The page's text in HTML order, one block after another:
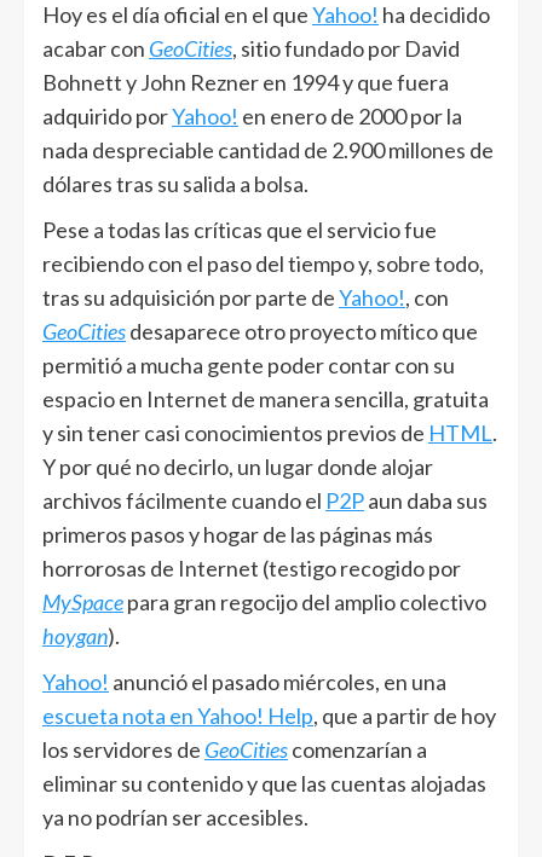
Hoy es el día oficial en el queYahoo! ha decidido
acabar con GeoCities, sitio fundado por David
Bohnett y John Rezner en 1994 y que fuera
adquirido porYahoo! en enero de 2000 por la
nada despreciable cantidad de 2.900 millones de
dólares tras su salida a bolsa.
Pese a todas las críticas que el servicio fue
recibiendo con el paso del tiempo y, sobre todo,
tras su adquisición por parte deYahoo!, con
GeoCitiesdesaparece otro proyecto mítico que
permitió a mucha gente poder contar con su
espacio en Internet de manera sencilla, gratuita
y sin tener casi conocimientos previos de HTML.
Y por qué no decirlo, un lugar donde alojar
archivos fácilmente cuando el P2Paun daba sus
primeros pasos y hogar de las páginas más
horrorosas de Internet (testigo recogido por
MySpacepara gran regocijo del amplio colectivo
hoygan).
Yahoo! anunció el pasado miércoles, en una
escueta nota en Yahoo! Help, que a partir de hoy
los servidores de GeoCitiescomenzarían a
eliminar su contenido y que las cuentas alojadas
ya no podrían ser accesibles.